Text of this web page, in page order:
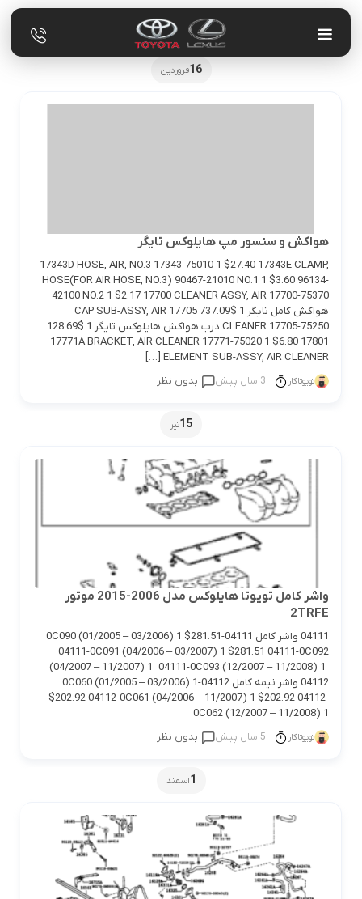
16فروردین
هواکش و سنسور مپ هایلوکس تایگر
17343D HOSE, AIR, NO.3 17343-75010 1 $27.40 17343E CLAMP,
HOSE(FOR AIR HOSE, NO.3) 90467-21010 NO.1 1 $3.60 96134-
42100 NO.2 1 $2.17 17700 CLEANER ASSY, AIR 17700-75370
هواکش کامل تایگر 1 $737.09 17705 CAP SUB-ASSY, AIR
CLEANER 17705-75250 درب هواکش هایلوکس تایگر 1 $128.69
17771A BRACKET, AIR CLEANER 17771-75020 1 $6.80 17801
ELEMENT SUB-ASSY, AIR CLEANER […]
تویوتاکار 3 سال پیش بدون نظر
15تیر
واشر کامل تویوتا هایلوکس مدل 2006-2015 موتور
2TRFE
04111 واشر کامل 04111-0C090 (01/2005 – 03/2006) 1 $281.51
04111-0C091 (04/2006 – 03/2007) 1 $281.51 04111-0C092
(04/2007 – 11/2007) 1 04111-0C093 (12/2007 – 11/2008) 1
04112 واشر نیمه کامل 04112-0C060 (01/2005 – 03/2006) 1
$202.92 04112-0C061 (04/2006 – 11/2007) 1 $202.92 04112-
0C062 (12/2007 – 11/2008) 1
تویوتاکار 5 سال پیش بدون نظر
1اسفند